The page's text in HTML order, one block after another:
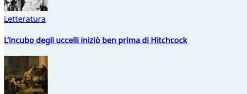
Letteratura
L’incubo degli uccelli iniziò ben prima di Hitchcock